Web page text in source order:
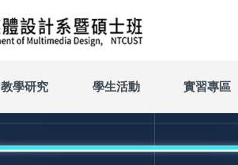
教學研究 學生活動 實習專區